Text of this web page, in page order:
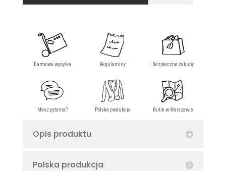
sweter
Opis produktu
Polska produkcja